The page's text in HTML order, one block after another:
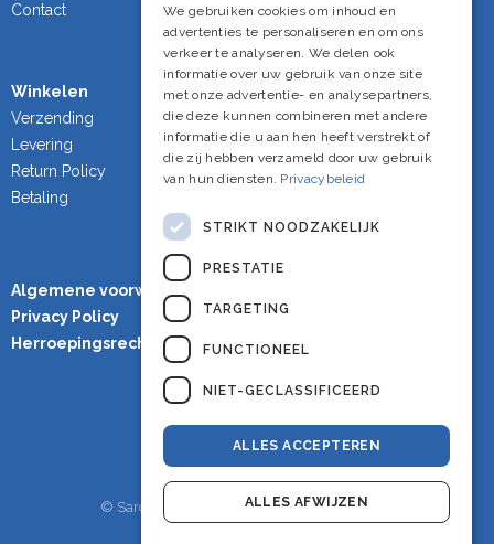
Contact
Winkelen
Verzending
Levering
Return Policy
Betaling
Algemene voorwaarden
Privacy Policy
Herroepingsrecht
© Sardineshop - Alle rechten voorbehouden.
We gebruiken cookies om inhoud en
advertenties te personaliseren en om ons
verkeer te analyseren. We delen ook
informatie over uw gebruik van onze site
met onze advertentie- en analysepartners,
die deze kunnen combineren met andere
informatie die u aan hen heeft verstrekt of
die zij hebben verzameld door uw gebruik
van hun diensten. Privacybeleid
STRIKT NOODZAKELIJK
PRESTATIE
TARGETING
FUNCTIONEEL
NIET-GECLASSIFICEERD
ALLES ACCEPTEREN
ALLES AFWIJZEN